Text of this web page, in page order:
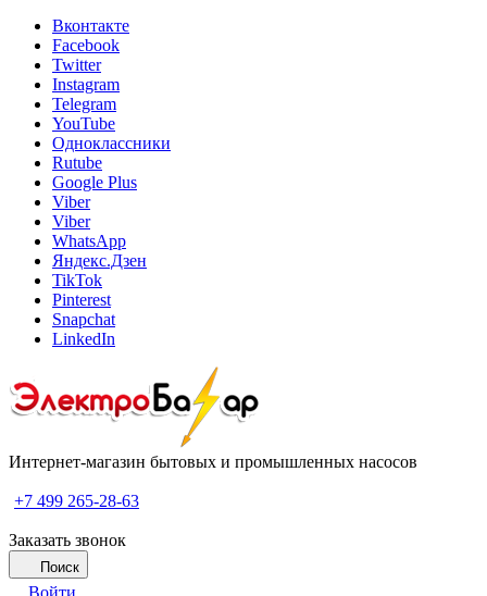
Вконтакте
Facebook
Twitter
Instagram
Telegram
YouTube
Одноклассники
Rutube
Google Plus
Viber
Viber
WhatsApp
Яндекс.Дзен
TikTok
Pinterest
Snapchat
LinkedIn
Интернет-магазин бытовых и промышленных насосов
+7 499 265-28-63
Заказать звонок
Поиск
Войти